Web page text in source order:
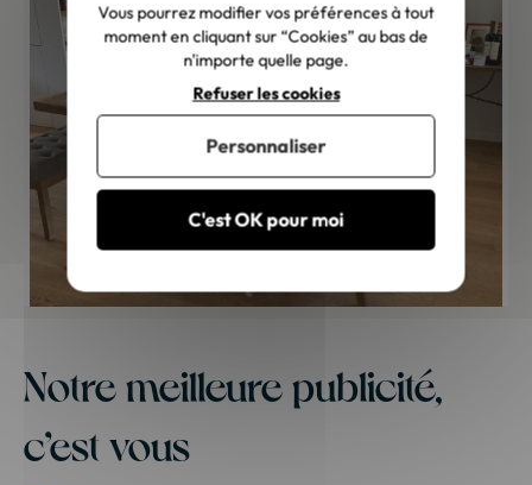
Notre meilleure publicité,
c’est vous
Vous pourrez modifier vos préférences à tout
moment en cliquant sur “Cookies” au bas de
n'importe quelle page.
C'est OK pour moi
Refuser les cookies
Personnaliser